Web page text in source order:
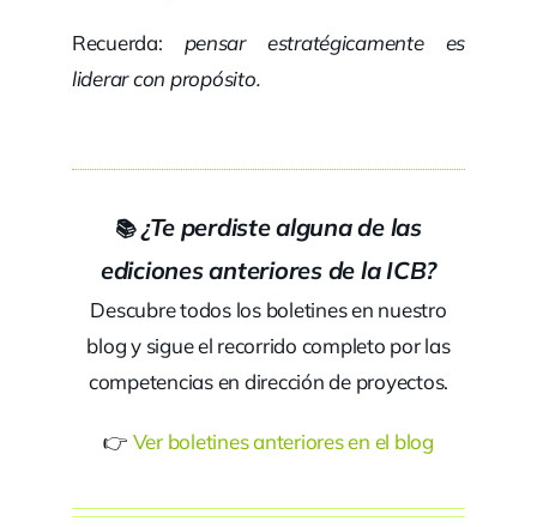
Recuerda: pensar estratégicamente es
liderar con propósito.
📚¿Te perdiste alguna de las
ediciones anteriores de la ICB?
Descubre todos los boletines en nuestro
blog y sigue el recorrido completo por las
competencias en dirección de proyectos.
👉 Ver boletines anteriores en el blog